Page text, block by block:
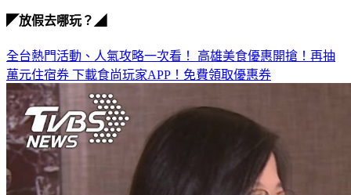
◤放假去哪玩？◢
全台熱門活動、人氣攻略一次看！ 高雄美食優惠開搶！再抽
萬元住宿券
下載食尚玩家APP！免費領取優惠券